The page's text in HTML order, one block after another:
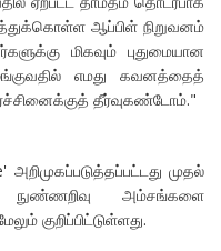
ஆப்பிள் நிறுவனம்
மிகவும் புதுமையான
எமது கவனத்தைத்
தீர்வுகண்டோம்."
முதல்
அம்சங்களை
குறிப்பிட்டுள்ளது.